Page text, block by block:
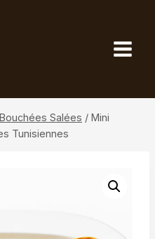
Bouchées Salées / Mini
Tunisiennes